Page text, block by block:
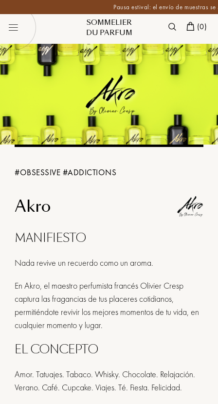
Pausa estival: el envío de muestras se
SOMMELIER
DU PARFUM
(0)
#OBSESSIVE #ADDICTIONS
Akro
MANIFIESTO
Nada revive un recuerdo como un aroma.
En Akro, el maestro perfumista francés Olivier Cresp
captura las fragancias de tus placeres cotidianos,
permitiéndote revivir los mejores momentos de tu vida, en
cualquier momento y lugar.
EL CONCEPTO
Amor. Tatuajes. Tabaco. Whisky. Chocolate. Relajación.
Verano. Café. Cupcake. Viajes. Té. Fiesta. Felicidad.